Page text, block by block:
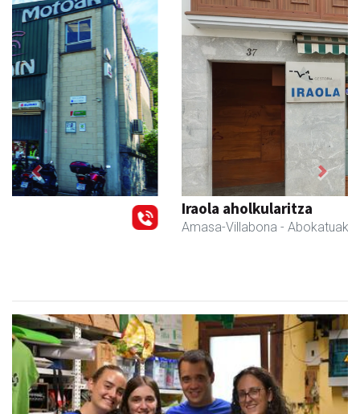
Iraola aholkularitza
- Abokatuak
Previous Next